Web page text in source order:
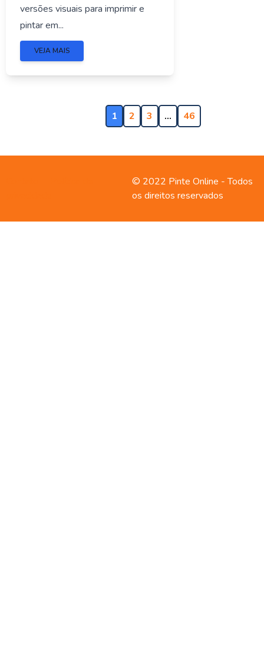
versões visuais para imprimir e
pintar em...
VEJA MAIS
1 2 3 … 46
© 2022 Pinte Online - Todos
os direitos reservados